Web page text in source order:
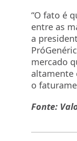
“O fato é
entre as
a
mercado
altamente
o
Fonte: